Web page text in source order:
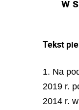
Tekst
1. Na
2019 r.
2014 r.